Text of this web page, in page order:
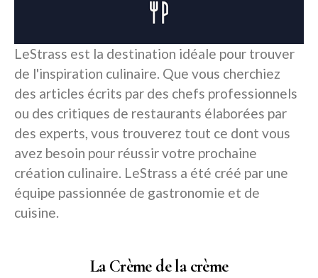
LeStrass est la destination idéale pour trouver
de l'inspiration culinaire. Que vous cherchiez
des articles écrits par des chefs professionnels
ou des critiques de restaurants élaborées par
des experts, vous trouverez tout ce dont vous
avez besoin pour réussir votre prochaine
création culinaire. LeStrass a été créé par une
équipe passionnée de gastronomie et de
cuisine.
La Crème de la crème